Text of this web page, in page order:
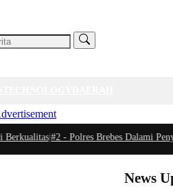
|#2 -Polres Brebes Dalami
News